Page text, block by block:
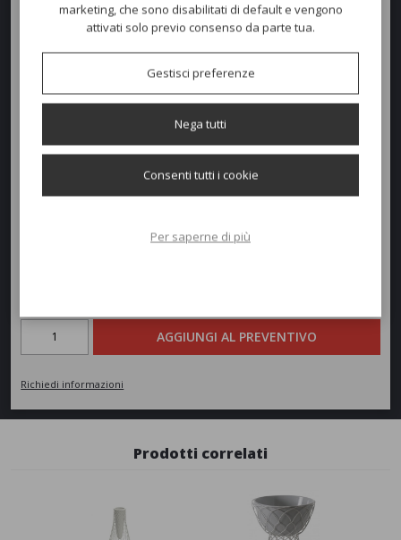
Altezza:103cm
60cm
AGGIUNGI AL PREVENTIVO
Richiedi informazioni
Prodotti correlati
marketing, che sono disabilitati di default e vengono
attivati solo previo consenso da parte tua.
Gestisci preferenze
Nega tutti
Consenti tutti i cookie
Per saperne di più